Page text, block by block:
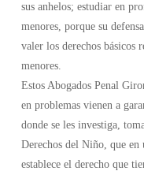
sus anhelos; estudiar en
menores, porque su
valer los derechos básicos
menores.
Estos Abogados Penal
en problemas vienen a
donde se les investiga,
Derechos del Niño, que en
establece el derecho que